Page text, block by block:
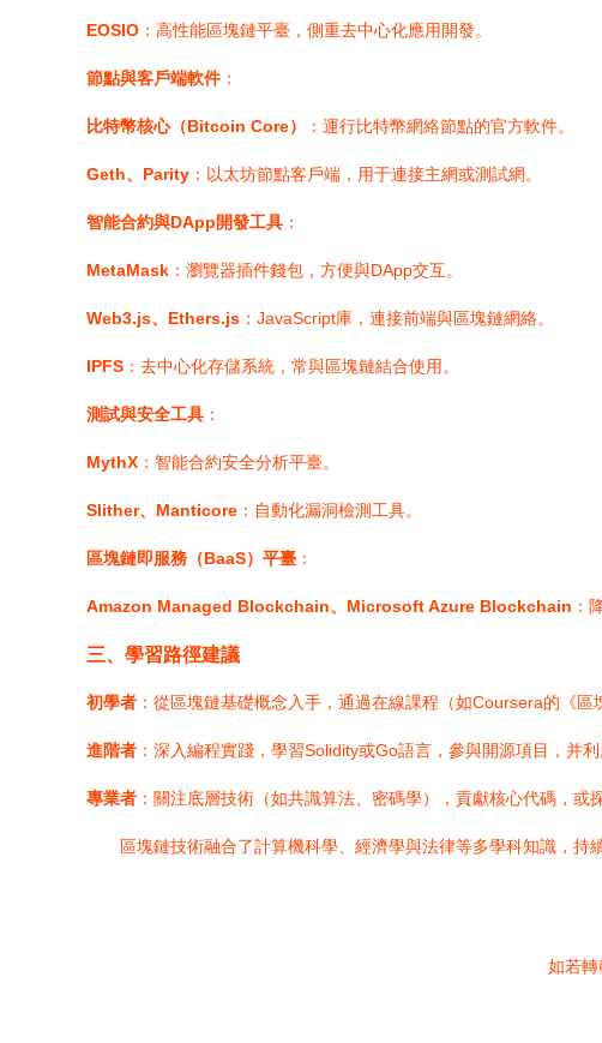
EOSIO ：高性能區塊鏈平臺，側重去中心化應用開發。
節點與客戶端軟件：
比特幣核心（Bitcoin Core） ：運行比特幣網絡節點的官方軟件。
Geth、Parity ：以太坊節點客戶端，用于連接主網或測試網。
智能合約與DApp開發工具 ：
MetaMask ：瀏覽器插件錢包，方便與DApp交互。
Web3.js、Ethers.js ：JavaScript庫，連接前端與區塊鏈網絡。
IPFS ：去中心化存儲系統，常與區塊鏈結合使用。
測試與安全工具 ：
MythX ：智能合約安全分析平臺。
Slither、Manticore ：自動化漏洞檢測工具。
區塊鏈即服務（BaaS）平臺 ：
Amazon Managed Blockchain、Microsoft Azure Blockchain ：
三、學習路徑建議
初學者 ：從區塊鏈基礎概念入手，通過在線課程（如Coursera的《
進階者 ：深入編程實踐，學習Solidity或Go語言，參與開源項目，并
專業者 ：關注底層技術（如共識算法、密碼學），貢獻核心代碼，或
區塊鏈技術融合了計算機科學、經濟學與法律等多學科知識，
如若